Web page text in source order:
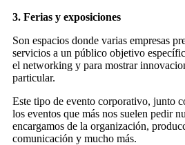
3. Ferias y exposiciones
Son espacios donde varias empresas
servicios a un público objetivo
el networking y para mostrar
particular.
Este tipo de evento corporativo, junto
los eventos que más nos suelen pedir
encargamos de la organización,
comunicación y mucho más.